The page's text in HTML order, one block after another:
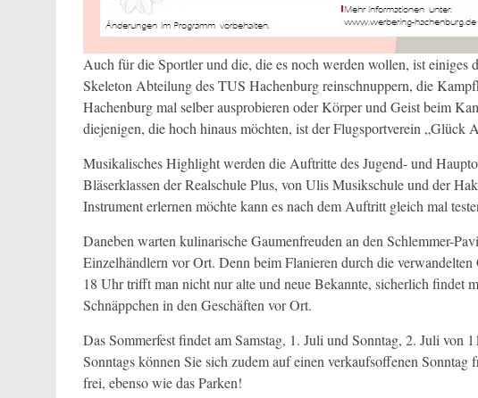
Auch für die Sportler und die, die es noch werden wollen, ist einiges
Skeleton Abteilung des TUS Hachenburg reinschnuppern, die
Hachenburg mal selber ausprobieren oder Körper und Geist beim
diejenigen, die hoch hinaus möchten, ist der Flugsportverein
Musikalisches Highlight werden die Auftritte des Jugend- und
Bläserklassen der Realschule Plus, von Ulis Musikschule und der
Instrument erlernen möchte kann es nach dem Auftritt gleich mal
Daneben warten kulinarische Gaumenfreuden an den Schlemmer-
Einzelhändlern vor Ort. Denn beim Flanieren durch die
18 Uhr trifft man nicht nur alte und neue Bekannte, sicherlich findet
Schnäppchen in den Geschäften vor Ort.
Das Sommerfest findet am Samstag, 1. Juli und Sonntag, 2. Juli von
Sonntags können Sie sich zudem auf einen verkaufsoffenen
frei, ebenso wie das Parken!